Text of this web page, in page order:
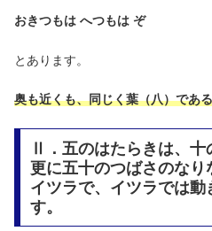
おきつもは へつもは ぞ
とあります。
奥も近くも、同じく葉（八）であ
Ⅱ．五のはたらきは、十
更に五十のつばさのな
イツラで、イツラでは動
す。